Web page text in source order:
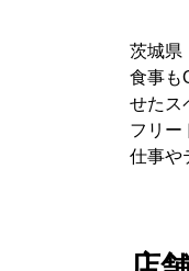
茨城県
食事も
せたス
フリー
仕事や